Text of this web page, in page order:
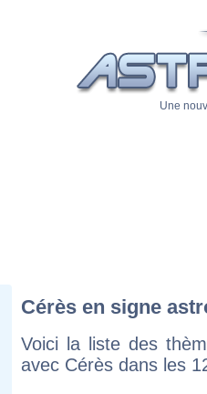
Une
Cérès en signe
Voici la liste des
avec Cérès dans les